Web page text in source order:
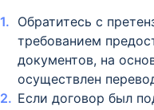
Обратитесь с
требованием
документов, на
осуществлен
Если договор был